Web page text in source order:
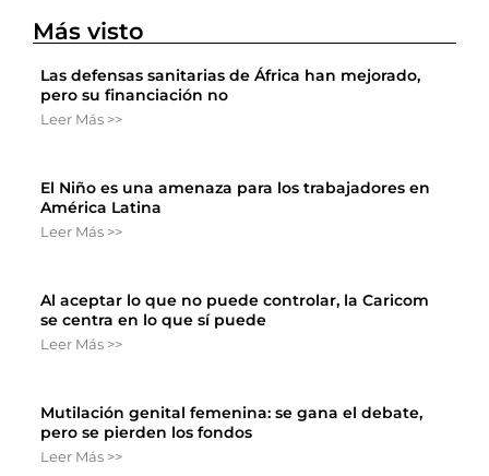
Más visto
Las defensas sanitarias de África han mejorado,
pero su financiación no
Leer Más >>
El Niño es una amenaza para los trabajadores en
América Latina
Leer Más >>
Al aceptar lo que no puede controlar, la Caricom
se centra en lo que sí puede
Leer Más >>
Mutilación genital femenina: se gana el debate,
pero se pierden los fondos
Leer Más >>